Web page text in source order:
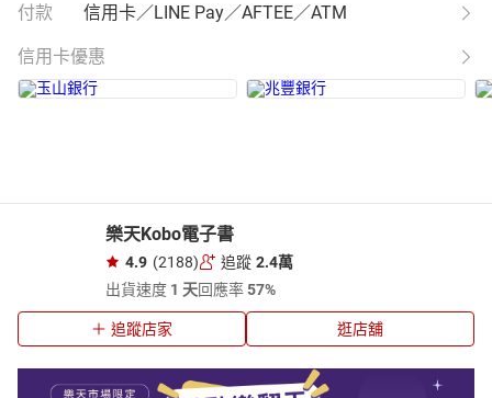
付款 信用卡／LINE Pay／AFTEE／ATM
信用卡優惠
樂天Kobo電子書
4.9 (2188) 追蹤 2.4萬
出貨速度 1 天回應率57%
追蹤店家 逛店舖